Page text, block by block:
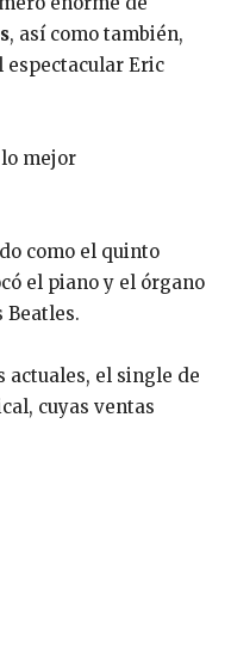
, así como también,
espectacular Eric
mejor
como el quinto
el piano y el órgano
Beatles.
actuales, el single de
cuyas ventas